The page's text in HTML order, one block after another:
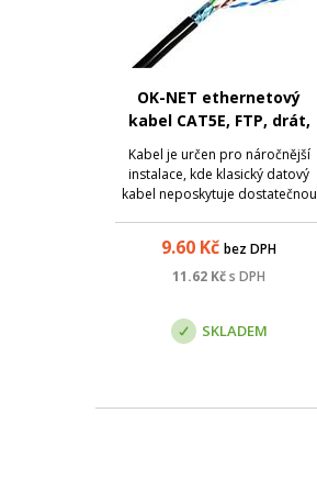
OK-NET ethernetový
kabel CAT5E, FTP, drát,
PE, venkovní, černý
Kabel je určen pro náročnější
instalace, kde klasický datový
kabel neposkytuje dostatečnou
poskytují lepší odolnost proti
vlivům počasí a kabel má delší
9.60 Kč bez DPH
11.62 Kčs DPH
SKLADEM